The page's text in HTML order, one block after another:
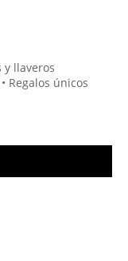
y llaveros
Regalos únicos